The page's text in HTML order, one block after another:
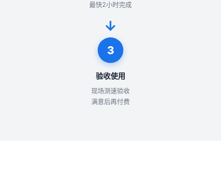
最快2小时完成
→
3
验收使用
现场测速验收
满意后再付费